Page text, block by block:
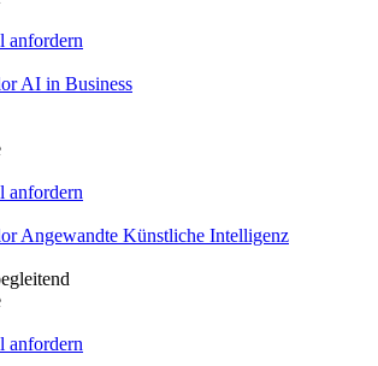
anfordern
AI in Business
anfordern
Angewandte Künstliche Intelligenz
anfordern